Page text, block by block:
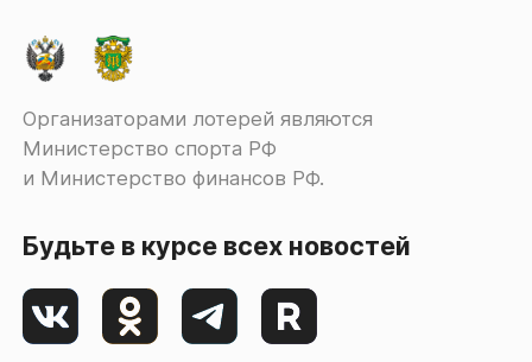
Организаторами лотерей являются
Министерство спорта РФ
и Министерство финансов РФ.
Будьте в курсе всех новостей